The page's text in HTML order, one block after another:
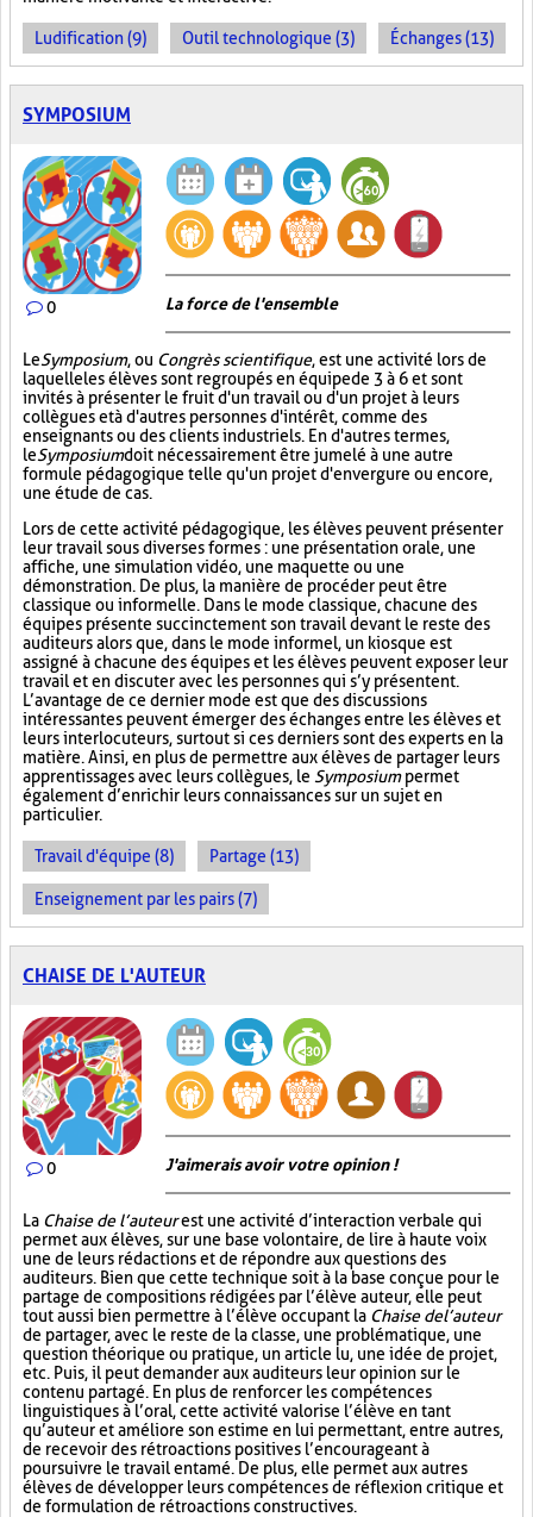
Ludification (9) Outil technologique (3) Échanges (13)
SYMPOSIUM
0 La force de l'ensemble
LeSymposium, ou Congrès scientifique, est une activité lors de
laquelle les élèves sont regroupés en équipe de 3 à 6 et sont
invités à présenter le fruit d'un travail ou d'un projet à leurs
collègues et à d'autres personnes d'intérêt, comme des
enseignants ou des clients industriels. En d'autres termes,
leSymposiumdoit nécessairement être jumelé à une autre
formule pédagogique telle qu'un projet d'envergure ou encore,
une étude de cas.
Lors de cette activité pédagogique, les élèves peuvent présenter
leur travail sous diverses formes : une présentation orale, une
affiche, une simulation vidéo, une maquette ou une
démonstration. De plus, la manière de procéder peut être
classique ou informelle. Dans le mode classique, chacune des
équipes présente succinctement son travail devant le reste des
auditeurs alors que, dans le mode informel, un kiosque est
assigné à chacune des équipes et les élèves peuvent exposer leur
travail et en discuter avec les personnes qui s’y présentent.
L’avantage de ce dernier mode est que des discussions
intéressantes peuvent émerger des échanges entre les élèves et
leurs interlocuteurs, surtout si ces derniers sont des experts en la
matière. Ainsi, en plus de permettre aux élèves de partager leurs
apprentissages avec leurs collègues, le Symposiumpermet
également d’enrichir leurs connaissances sur un sujet en
particulier.
Travail d'équipe (8) Partage (13)
Enseignement par les pairs (7)
CHAISE DE L'AUTEUR
0 J'aimerais avoir votre opinion !
La Chaise de l’auteurest une activité d’interaction verbale qui
permet aux élèves, sur une base volontaire, de lire à haute voix
une de leurs rédactions et de répondre aux questions des
auditeurs. Bien que cette technique soit à la base conçue pour le
partage de compositions rédigées par l’élève auteur, elle peut
tout aussi bien permettre à l’élève occupant la Chaise de l’auteur
de partager, avec le reste de la classe, une problématique, une
question théorique ou pratique, un article lu, une idée de projet,
etc. Puis, il peut demander aux auditeurs leur opinion sur le
contenu partagé. En plus de renforcer les compétences
linguistiques à l’oral, cette activité valorise l’élève en tant
qu’auteur et améliore son estime en lui permettant, entre autres,
de recevoir des rétroactions positives l’encourageant à
poursuivre le travail entamé. De plus, elle permet aux autres
élèves de développer leurs compétences de réflexion critique et
de formulation de rétroactions constructives.